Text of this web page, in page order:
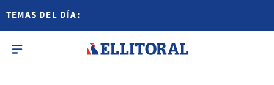
TEMAS DEL DÍA: